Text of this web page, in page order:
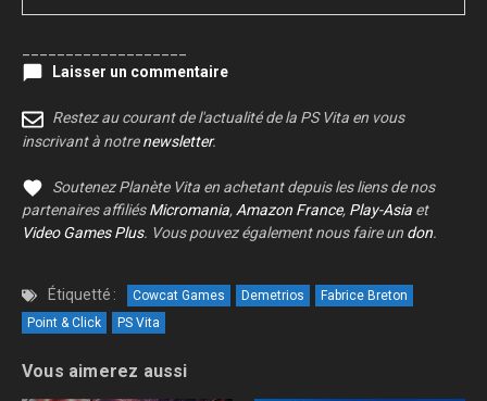
Laisser un commentaire
Restez au courant de l'actualité de la PS Vita en vous
inscrivant à notrenewsletter.
Soutenez Planète Vita en achetant depuis les liens de nos
partenaires affiliésMicromania, Amazon France, Play-Asia et
Video Games Plus. Vous pouvez également nous faire un don.
Étiquetté : Cowcat Games Demetrios
Fabrice Breton
Point & Click
PS Vita
Vous aimerez aussi